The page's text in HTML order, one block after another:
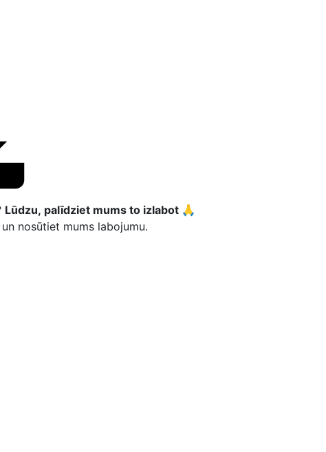
Lūdzu, palīdziet mums to izlabot 🙏
nosūtiet mums labojumu.